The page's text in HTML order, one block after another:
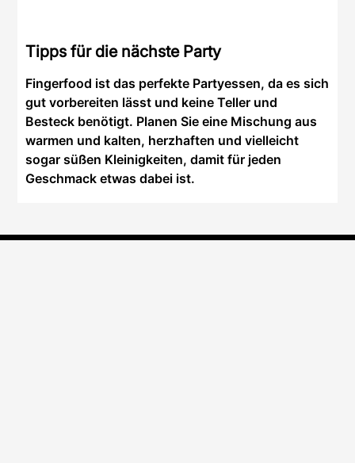
Tipps für die nächste Party
Fingerfood ist das perfekte Partyessen, da es sich
gut vorbereiten lässt und keine Teller und
Besteck benötigt. Planen Sie eine Mischung aus
warmen und kalten, herzhaften und vielleicht
sogar süßen Kleinigkeiten, damit für jeden
Geschmack etwas dabei ist.